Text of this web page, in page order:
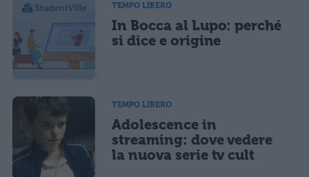
TEMPO LIBERO
In Bocca al Lupo: perché
si dice e origine
TEMPO LIBERO
Adolescence in
streaming: dove vedere
la nuova serie tv cult